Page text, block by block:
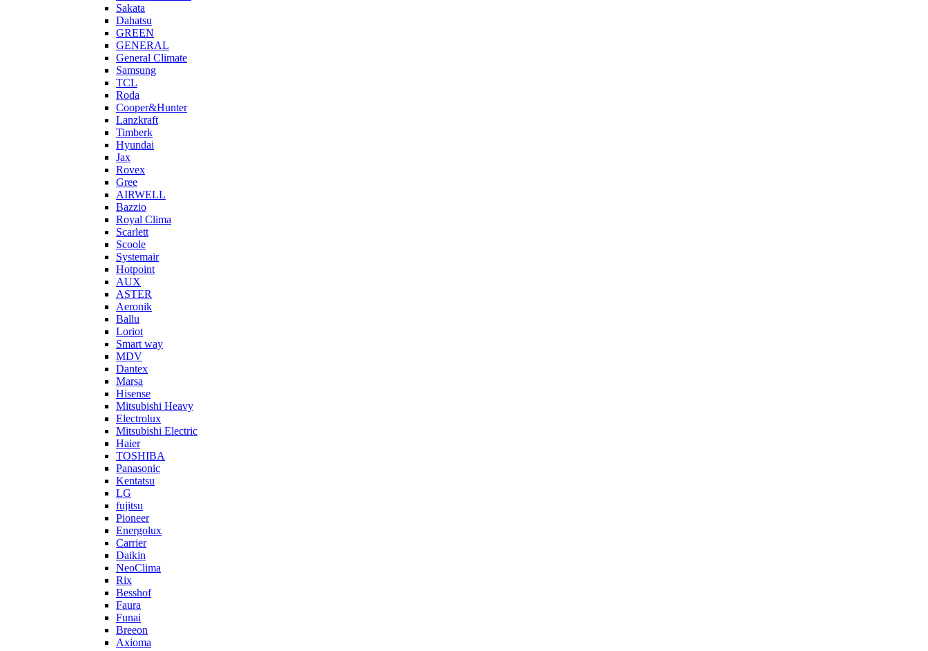
Sakata
Dahatsu
GREEN
GENERAL
General Climate
Samsung
TCL
Roda
Cooper&Hunter
Lanzkraft
Timberk
Hyundai
Jax
Rovex
Gree
AIRWELL
Bazzio
Royal Clima
Scarlett
Scoole
Systemair
Hotpoint
AUX
ASTER
Aeronik
Ballu
Loriot
Smart way
MDV
Dantex
Marsa
Hisense
Mitsubishi Heavy
Electrolux
Mitsubishi Electric
Haier
TOSHIBA
Panasonic
Kentatsu
LG
fujitsu
Pioneer
Energolux
Carrier
Daikin
NeoClima
Rix
Besshof
Faura
Funai
Breeon
Axioma